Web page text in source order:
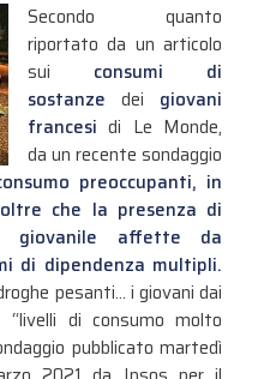
Secondo quanto
riportato da un articolo
sui consumi di
sostanze dei giovani
francesi di Le Monde,
da un recente sondaggio
preoccupanti, in
che la presenza di
giovanile affette da
di dipendenza multipli.
pesanti… i giovani dai
di consumo molto
pubblicato martedì